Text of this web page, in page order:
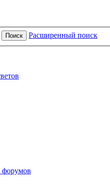
Поиск Расширенный поиск